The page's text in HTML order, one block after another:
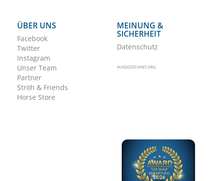
ÜBER UNS
Facebook
Twitter
Instagram
Unser Team
Partner
Ströh & Friends
Horse Store
MEINUNG &
SICHERHEIT
Datenschutz
AUSGEZEICHNET.ORG